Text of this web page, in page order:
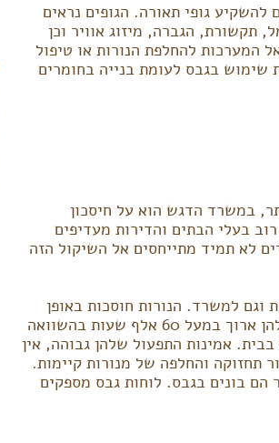
גופי תאורה. הגופים נראים
הגברה, מיזוג אוויר וכן
המערכות להחלפת הנורות או טיפול
שימוש בגבס לעומת בנייה בחומרים
במשרד הדגש הוא על חיסכון
בעלי הבתים והדירות מעדיפים
לא תמיד מתייחסים אל השיקול הזה
וגם למשרד. הנורות חוסכות באופן
משמעותי בעלויות חשמל, תחזוקה ואנרגיית קירור. אורך החיים שלהן ארוך במעל 60 אלף שעות בהשוואה
אמינות התפעול שלהן גבוהה, אין
תחזוקה והחלפה של מנורות קיימות.
הם בונים בגבס. לוחות גבס מספקים